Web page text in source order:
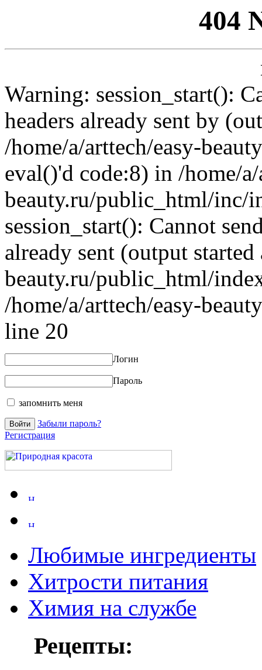
404
Warning: session_start():
headers already sent by
/home/a/arttech/easy-
eval()'d code:8) in /home/
beauty.ru/public_html/inc/
session_start(): Cannot
already sent (output
beauty.ru/public_html/
/home/a/arttech/easy-
line 20
Логин
Пароль
запомнить меня
Забыли пароль?
Регистрация
Любимые ингредиенты
Хитрости питания
Химия на службе
Рецепты: